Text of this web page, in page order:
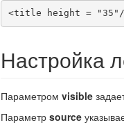
<title height = "35"/
Настройка
Параметром visible
Параметр source